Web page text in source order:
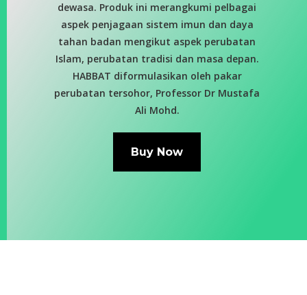
dewasa. Produk ini merangkumi pelbagai
aspek penjagaan sistem imun dan daya
tahan badan mengikut aspek perubatan
Islam, perubatan tradisi dan masa depan.
HABBAT diformulasikan oleh pakar
perubatan tersohor, Professor Dr Mustafa
Ali Mohd.
Buy Now